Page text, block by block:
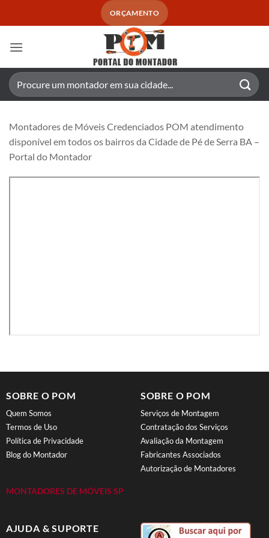
ORÇAMENTO
Pesquisar
por:
Montadores de Móveis Credenciados POM atendimento
disponível em todos os bairros da Cidade de Pé de Serra BA –
Portal do Montador
SOBRE O POM
Quem Somos
Termos de Uso
Política de Privacidade
Blog do Montador
MONTADORES DE MÓVEIS SP
SOBRE O POM
Serviços de Montagem
Contratação dos Serviços
Avaliação da Montagem
Fabricantes Associados
Autorização de Montadores
AJUDA & SUPORTE